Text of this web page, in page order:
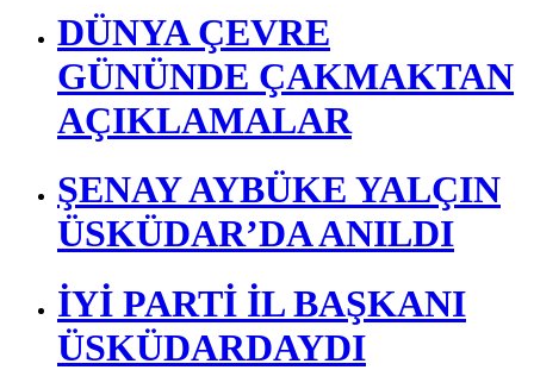
DÜNYA ÇEVRE
GÜNÜNDE ÇAKMAKTAN
AÇIKLAMALAR
ŞENAY AYBÜKE YALÇIN
ÜSKÜDAR’DA ANILDI
İYİ PARTİ İL BAŞKANI
ÜSKÜDARDAYDI